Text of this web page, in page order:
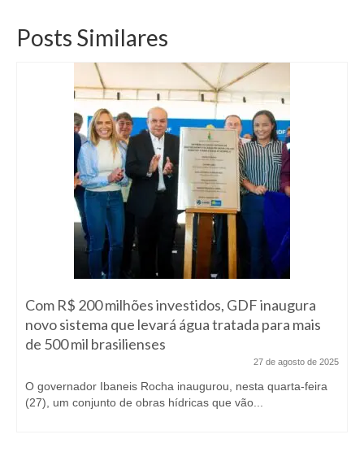
Posts Similares
Com R$ 200 milhões investidos, GDF inaugura
novo sistema que levará água tratada para mais
de 500 mil brasilienses
27 de agosto de 2025
O governador Ibaneis Rocha inaugurou, nesta quarta-feira
(27), um conjunto de obras hídricas que vão...